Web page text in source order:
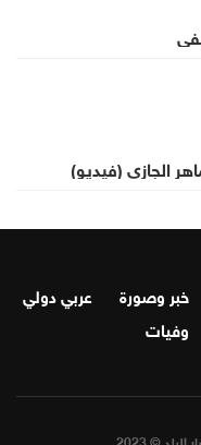
الجازي (فيديو)
خبر وصورة
عربي دولي
وفيات